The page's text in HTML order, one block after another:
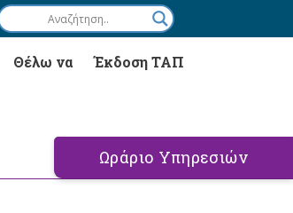
Θέλω να Έκδοση ΤΑΠ
Ωράριο Υπηρεσιών